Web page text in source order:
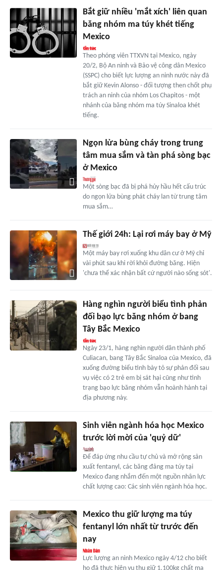
Bắt giữ nhiều 'mắt xích' liên quan
băng nhóm ma túy khét tiếng
Mexico
Theo phóng viên TTXVN tại Mexico, ngày
20/2, Bộ An ninh và Bảo vệ công dân Mexico
(SSPC) cho biết lực lượng an ninh nước này đã
bắt giữ Kevin Alonso - đối tượng then chốt phụ
trách an ninh của nhóm Los Chapitos - một
nhánh của băng nhóm ma túy Sinaloa khét
tiếng.
Ngọn lửa bùng cháy trong trung
tâm mua sắm và tàn phá sòng bạc
ở Mexico
Một sòng bạc đã bị phá hủy hầu hết cấu trúc
do ngọn lửa bùng phát cháy lan từ trung tâm
mua sắm…
Thế giới 24h: Lại rơi máy bay ở Mỹ
Một máy bay rơi xuống khu dân cư ở Mỹ chỉ
vài phút sau khi rời khỏi đường băng. Hiện
'chưa thể xác nhận bất cứ người nào sống sót'.
Hàng nghìn người biểu tình phản
đối bạo lực băng nhóm ở bang
Tây Bắc Mexico
Ngày 23/1, hàng nghìn người dân thành phố
Culiacan, bang Tây Bắc Sinaloa của Mexico, đã
xuống đường biểu tình bày tỏ sự phản đối sau
vụ việc có 2 trẻ em bị sát hại cũng như tình
trạng bạo lực băng nhóm vẫn hoành hành tại
địa phương này.
Sinh viên ngành hóa học Mexico
trước lời mời của 'quỷ dữ'
Để đáp ứng nhu cầu tự chủ và mở rộng sản
xuất fentanyl, các băng đảng ma túy tại
Mexico đang nhắm đến một nguồn nhân lực
chất lượng cao: Các sinh viên ngành hóa học.
Mexico thu giữ lượng ma túy
fentanyl lớn nhất từ trước đến
nay
Lực lượng an ninh Mexico ngày 4/12 cho biết
họ đã thực hiện vụ thu giữ 1.100kg chất ma